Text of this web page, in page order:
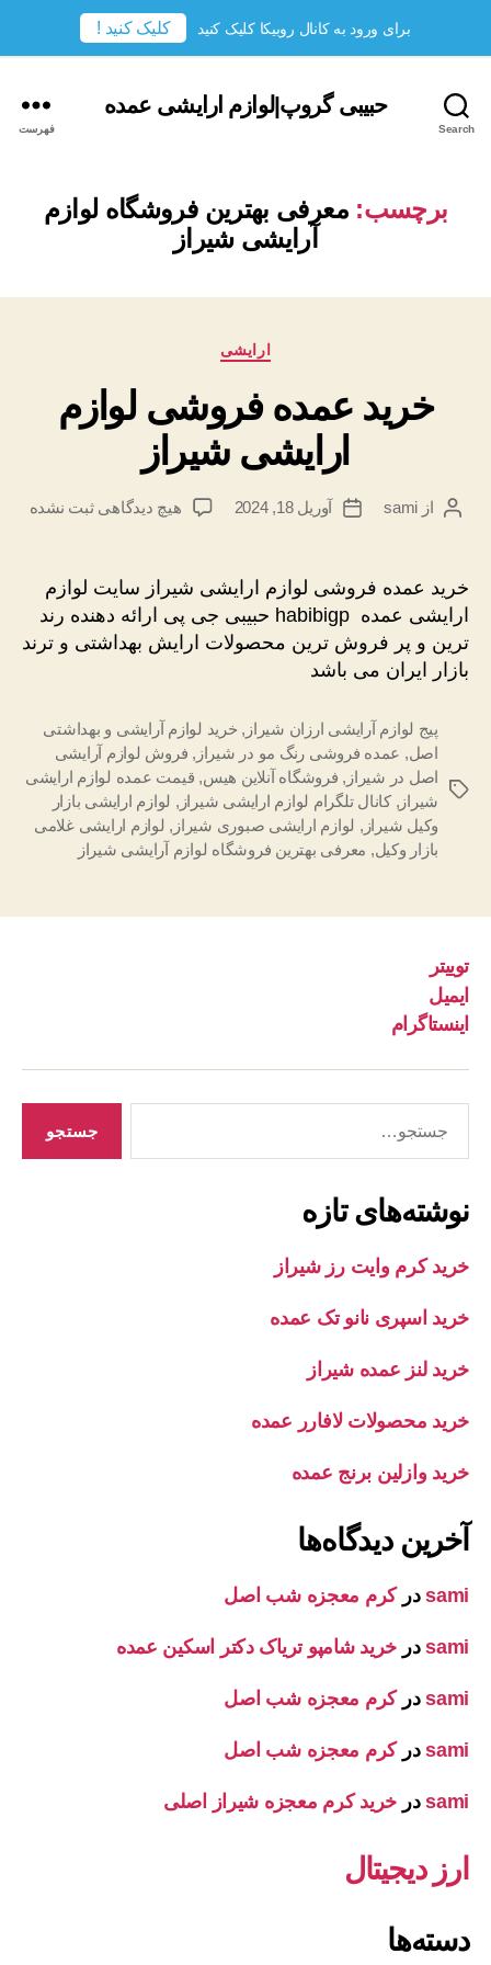
Search
حبیبی گروپ|لوازم ارایشی عمده
فهرست
برچسب: معرفی بهترین فروشگاه لوازم
آرایشی شیراز
دسته‌ها
ارایشی
خرید عمده فروشی لوازم
ارایشی شیراز
نویسندهٔ
از sami
تاریخآوریل 18, 2024 هیچ دیدگاهیبرای
فروشی
لوازم
ارایشی
شیراز
ثبت نشده
خرید عمده فروشی لوازم ارایشی شیراز سایت لوازم
ارایشی عمده habibigp حبیبی جی پی ارائه دهنده رند
ترین و پر فروش ترین محصولات ارایش بهداشتی و ترند
بازار ایران می باشد
برچسب‌ها
پیج لوازم آرایشی ارزان شیراز , خرید لوازم آرایشی و بهداشتی
اصل, عمده فروشی رنگ مو در شیراز , فروش لوازم آرایشی
اصل در شیراز , فروشگاه آنلاین هیس, قیمت عمده لوازم ارایشی
شیراز ,کانال تلگرام لوازم ارایشی شیراز , لوازم ارایشی بازار
وکیل شیراز , لوازم ارایشی صبوری شیراز , لوازم ارایشی غلامی
بازار وکیل, معرفی بهترین فروشگاه لوازم آرایشی شیراز
توییتر
ایمیل
اینستاگرام
نوشته‌های تازه
خرید کرم وایت رز شیراز
خرید اسپری نانو تک عمده
خرید لنز عمده شیراز
خرید محصولات لافارر عمده
خرید وازلین برنج عمده
آخرین دیدگاه‌ها
samiدرکرم معجزه شب اصل
samiدر خرید شامپو تریاک دکتر اسکین عمده
samiدرکرم معجزه شب اصل
samiدرکرم معجزه شب اصل
samiدر خرید کرم معجزه شیراز اصلی
ارز دیجیتال
دسته‌ها
برای ورود به کانال روبیکا کلیک کنید کلیک کنید !